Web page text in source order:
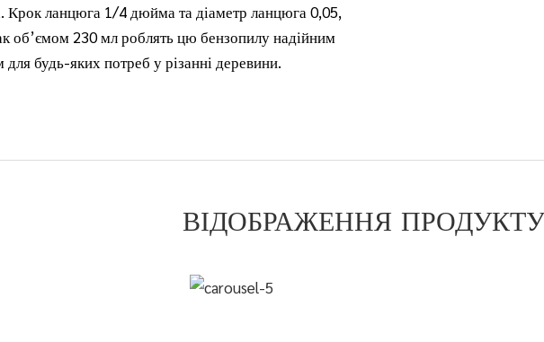
Крок ланцюга 1/4 дюйма та діаметр ланцюга 0,05,
об’ємом 230 мл роблять цю бензопилу надійним
будь-яких потреб у різанні деревини.
ВІДОБРАЖЕННЯ ПРОДУКТУ